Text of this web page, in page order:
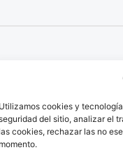
Utilizamos cookies y
del sitio, analizar el
las cookies, rechazar las no
momento.
Localidades
Blog